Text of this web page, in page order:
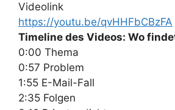
Videolink
https://youtu.be/qvHHFbCBzFA
Timeline des Videos: Wo
0:00 Thema
0:57 Problem
1:55 E-Mail-Fall
2:35 Folgen